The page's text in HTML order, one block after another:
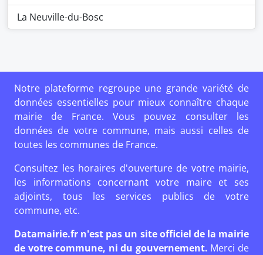
La Neuville-du-Bosc
Notre plateforme regroupe une grande variété de
données essentielles pour mieux connaître chaque
mairie de France. Vous pouvez consulter les
données de votre commune, mais aussi celles de
toutes les communes de France.
Consultez les horaires d'ouverture de votre mairie,
les informations concernant votre maire et ses
adjoints, tous les services publics de votre
commune, etc.
Datamairie.fr n'est pas un site officiel de la mairie
de votre commune, ni du gouvernement. Merci de